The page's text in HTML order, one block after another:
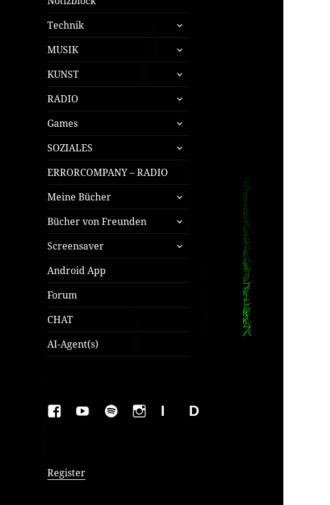
Technik
untermenü
öffnen
MUSIK
untermenü
öffnen
KUNST
untermenü
öffnen
RADIO
untermenü
öffnen
Games
untermenü
öffnen
SOZIALES
untermenü
öffnen
ERRORCOMPANY – RADIO
Meine Bücher
untermenü
öffnen
Bücher von Freunden
untermenü
öffnen
Screensaver
untermenü
öffnen
Android App
Forum
CHAT
AI-Agent(s)
FAKEBOOK
YOUTUBESPOTIFYINSTAGRAM
IMPRESSUMDatenschutzerklärung
Register